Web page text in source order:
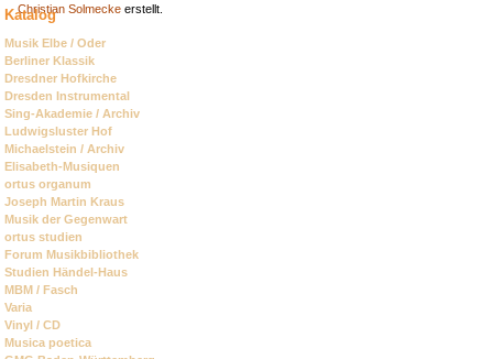
Christian Solmecke erstellt.
Katalog
Navigation
überspringen
Musik Elbe / Oder
Berliner Klassik
Dresdner Hofkirche
Dresden Instrumental
Sing-Akademie / Archiv
Ludwigsluster Hof
Michaelstein / Archiv
Elisabeth-Musiquen
ortus organum
Joseph Martin Kraus
Musik der Gegenwart
ortus studien
Forum Musikbibliothek
Studien Händel-Haus
MBM / Fasch
Varia
Vinyl / CD
Musica poetica